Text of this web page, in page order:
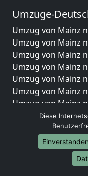
Umzüge-
Umzug von Mainz
Umzug von Mainz
Umzug von Mainz
Umzug von Mainz
Umzug von Mainz
Umzug von Mainz
Umzug von Mainz
Umzug von Mainz
Umzug von Mainz
Umzug von Mainz
Umzug von Mainz
Umzug von Mainz
Diese
Einverstanden